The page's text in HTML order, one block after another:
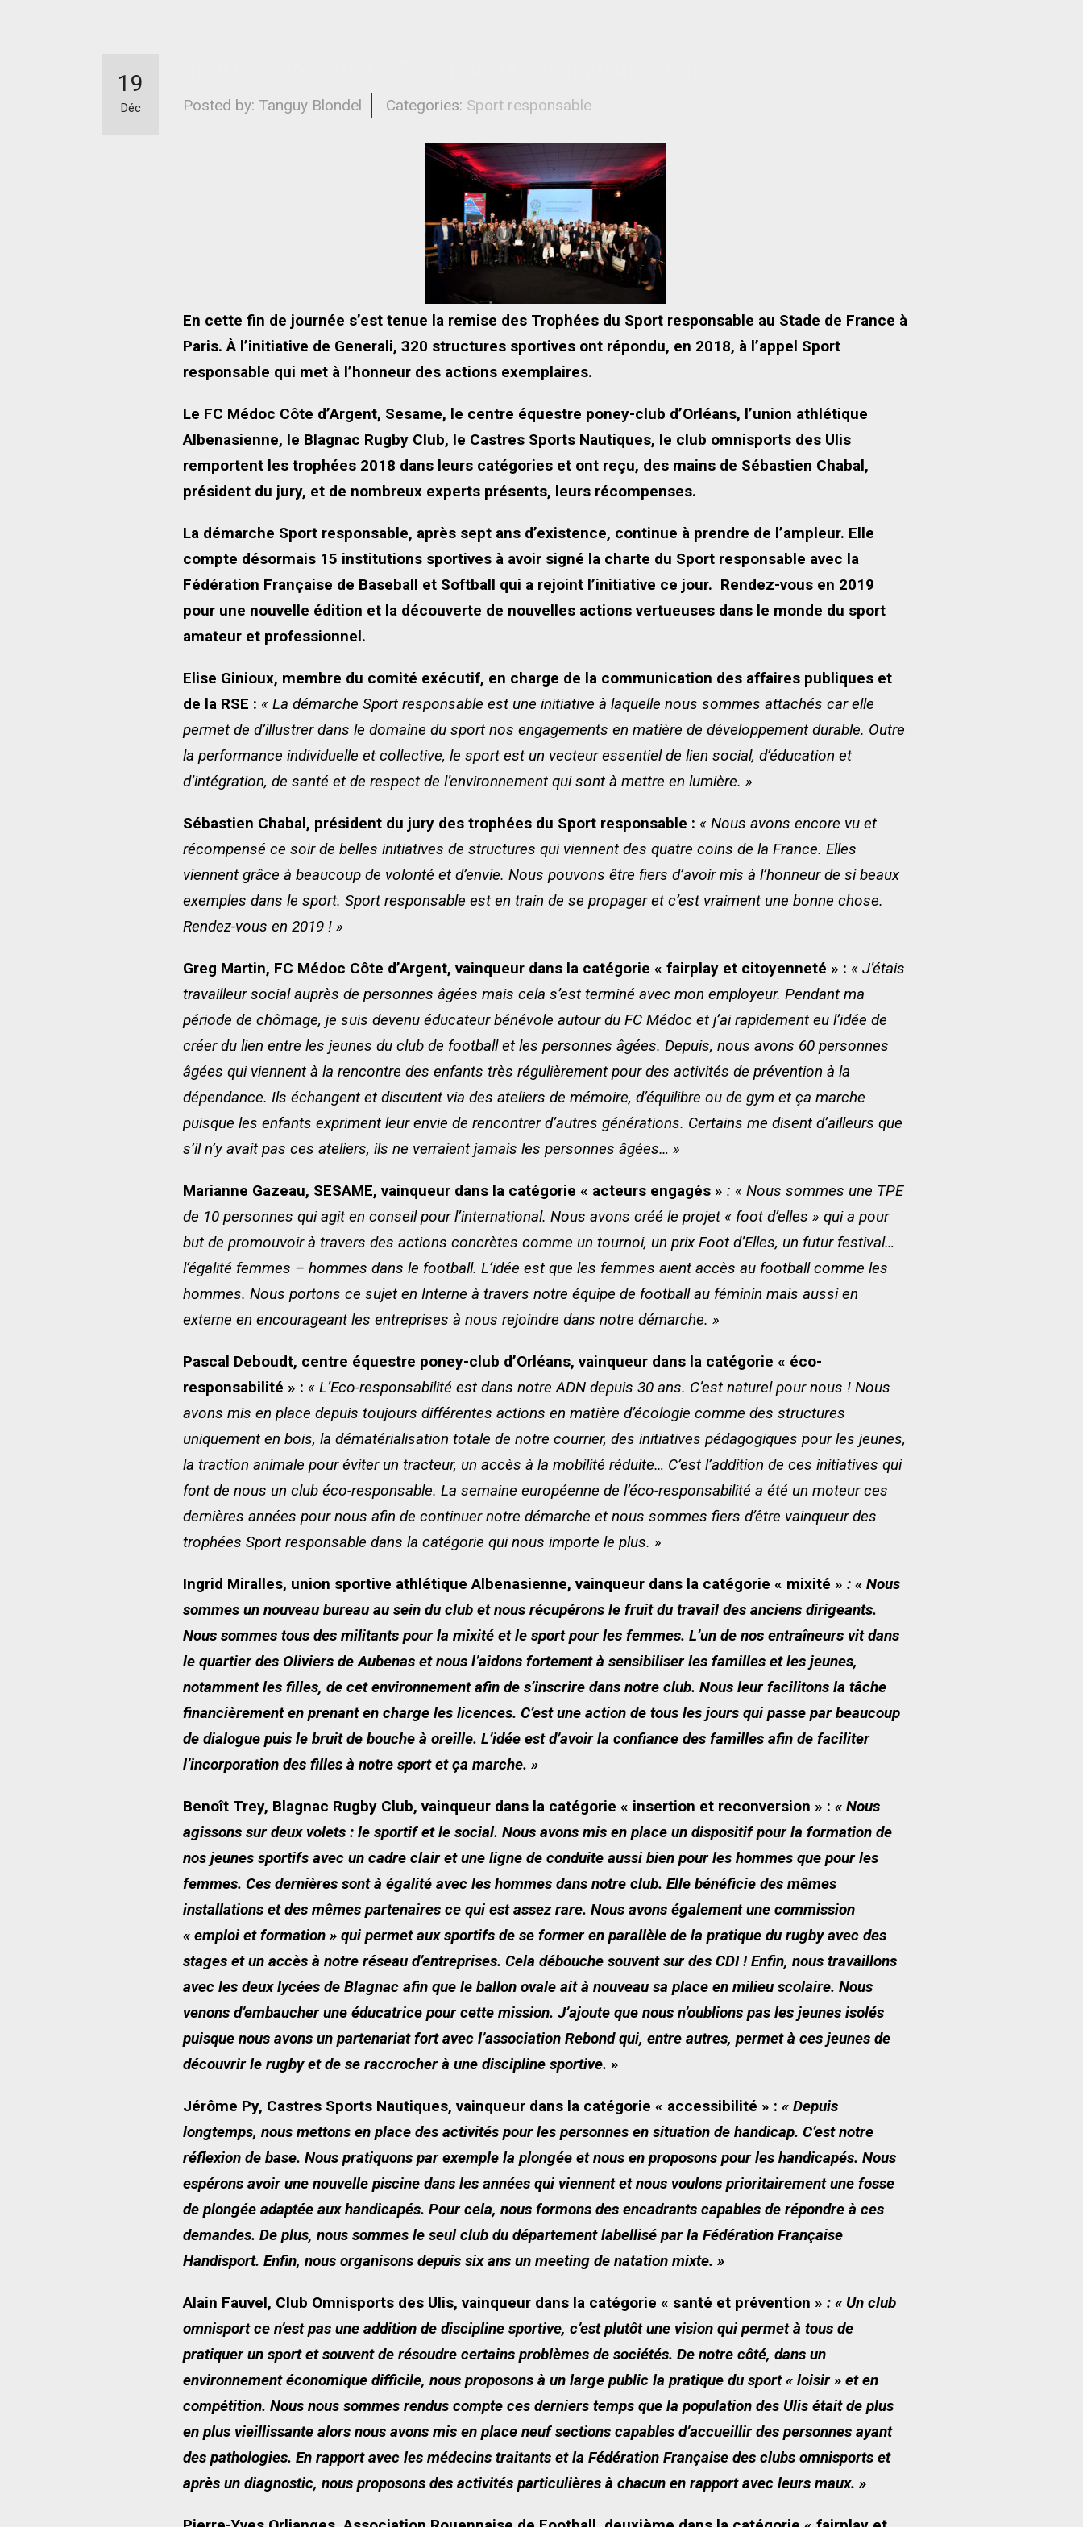
Posted by: Tanguy Blondel Categories: Sport responsable
19
Déc
En cette fin de journée s’est tenue la remise des Trophées du Sport responsable au Stade de France à
Paris. À l’initiative de Generali, 320 structures sportives ont répondu, en 2018, à l’appel Sport
responsable qui met à l’honneur des actions exemplaires.
Le FC Médoc Côte d’Argent, Sesame, le centre équestre poney-club d’Orléans, l’union athlétique
Albenasienne, le Blagnac Rugby Club, le Castres Sports Nautiques, le club omnisports des Ulis
remportent les trophées 2018 dans leurs catégories et ont reçu, des mains de Sébastien Chabal,
président du jury, et de nombreux experts présents, leurs récompenses.
La démarche Sport responsable, après sept ans d’existence, continue à prendre de l’ampleur. Elle
compte désormais 15 institutions sportives à avoir signé la charte du Sport responsable avec la
Fédération Française de Baseball et Softball qui a rejoint l’initiative ce jour. Rendez-vous en 2019
pour une nouvelle édition et la découverte de nouvelles actions vertueuses dans le monde du sport
amateur et professionnel.
Elise Ginioux, membre du comité exécutif, en charge de la communication des affaires publiques et
de la RSE : « La démarche Sport responsable est une initiative à laquelle nous sommes attachés car elle
permet de d’illustrer dans le domaine du sport nos engagements en matière de développement durable. Outre
la performance individuelle et collective, le sport est un vecteur essentiel de lien social, d’éducation et
d’intégration, de santé et de respect de l’environnement qui sont à mettre en lumière. »
Sébastien Chabal, président du jury des trophées du Sport responsable : « Nous avons encore vu et
récompensé ce soir de belles initiatives de structures qui viennent des quatre coins de la France. Elles
viennent grâce à beaucoup de volonté et d’envie. Nous pouvons être fiers d’avoir mis à l’honneur de si beaux
exemples dans le sport. Sport responsable est en train de se propager et c’est vraiment une bonne chose.
Rendez-vous en 2019 ! »
Greg Martin, FC Médoc Côte d’Argent, vainqueur dans la catégorie « fairplay et citoyenneté » : « J’étais
travailleur social auprès de personnes âgées mais cela s’est terminé avec mon employeur. Pendant ma
période de chômage, je suis devenu éducateur bénévole autour du FC Médoc et j’ai rapidement eu l’idée de
créer du lien entre les jeunes du club de football et les personnes âgées. Depuis, nous avons 60 personnes
âgées qui viennent à la rencontre des enfants très régulièrement pour des activités de prévention à la
dépendance. Ils échangent et discutent via des ateliers de mémoire, d’équilibre ou de gym et ça marche
puisque les enfants expriment leur envie de rencontrer d’autres générations. Certains me disent d’ailleurs que
s’il n’y avait pas ces ateliers, ils ne verraient jamais les personnes âgées… »
Marianne Gazeau, SESAME, vainqueur dans la catégorie « acteurs engagés » : « Nous sommes une TPE
de 10 personnes qui agit en conseil pour l’international. Nous avons créé le projet « foot d’elles » qui a pour
but de promouvoir à travers des actions concrètes comme un tournoi, un prix Foot d’Elles, un futur festival…
l’égalité femmes – hommes dans le football. L’idée est que les femmes aient accès au football comme les
hommes. Nous portons ce sujet en Interne à travers notre équipe de football au féminin mais aussi en
externe en encourageant les entreprises à nous rejoindre dans notre démarche. »
Pascal Deboudt, centre équestre poney-club d’Orléans, vainqueur dans la catégorie « éco-
responsabilité » : « L’Eco-responsabilité est dans notre ADN depuis 30 ans. C’est naturel pour nous ! Nous
avons mis en place depuis toujours différentes actions en matière d’écologie comme des structures
uniquement en bois, la dématérialisation totale de notre courrier, des initiatives pédagogiques pour les jeunes,
la traction animale pour éviter un tracteur, un accès à la mobilité réduite… C’est l’addition de ces initiatives qui
font de nous un club éco-responsable. La semaine européenne de l’éco-responsabilité a été un moteur ces
dernières années pour nous afin de continuer notre démarche et nous sommes fiers d’être vainqueur des
trophées Sport responsable dans la catégorie qui nous importe le plus. »
Ingrid Miralles, union sportive athlétique Albenasienne, vainqueur dans la catégorie « mixité » : « Nous
sommes un nouveau bureau au sein du club et nous récupérons le fruit du travail des anciens dirigeants.
Nous sommes tous des militants pour la mixité et le sport pour les femmes. L’un de nos entraîneurs vit dans
le quartier des Oliviers de Aubenas et nous l’aidons fortement à sensibiliser les familles et les jeunes,
notamment les filles, de cet environnement afin de s’inscrire dans notre club. Nous leur facilitons la tâche
financièrement en prenant en charge les licences. C’est une action de tous les jours qui passe par beaucoup
de dialogue puis le bruit de bouche à oreille. L’idée est d’avoir la confiance des familles afin de faciliter
l’incorporation des filles à notre sport et ça marche. »
Benoît Trey, Blagnac Rugby Club, vainqueur dans la catégorie « insertion et reconversion » : « Nous
agissons sur deux volets : le sportif et le social. Nous avons mis en place un dispositif pour la formation de
nos jeunes sportifs avec un cadre clair et une ligne de conduite aussi bien pour les hommes que pour les
femmes. Ces dernières sont à égalité avec les hommes dans notre club. Elle bénéficie des mêmes
installations et des mêmes partenaires ce qui est assez rare. Nous avons également une commission
« emploi et formation » qui permet aux sportifs de se former en parallèle de la pratique du rugby avec des
stages et un accès à notre réseau d’entreprises. Cela débouche souvent sur des CDI ! Enfin, nous travaillons
avec les deux lycées de Blagnac afin que le ballon ovale ait à nouveau sa place en milieu scolaire. Nous
venons d’embaucher une éducatrice pour cette mission. J’ajoute que nous n’oublions pas les jeunes isolés
puisque nous avons un partenariat fort avec l’association Rebond qui, entre autres, permet à ces jeunes de
découvrir le rugby et de se raccrocher à une discipline sportive. »
Jérôme Py, Castres Sports Nautiques, vainqueur dans la catégorie « accessibilité » : « Depuis
longtemps, nous mettons en place des activités pour les personnes en situation de handicap. C’est notre
réflexion de base. Nous pratiquons par exemple la plongée et nous en proposons pour les handicapés. Nous
espérons avoir une nouvelle piscine dans les années qui viennent et nous voulons prioritairement une fosse
de plongée adaptée aux handicapés. Pour cela, nous formons des encadrants capables de répondre à ces
demandes. De plus, nous sommes le seul club du département labellisé par la Fédération Française
Handisport. Enfin, nous organisons depuis six ans un meeting de natation mixte. »
Alain Fauvel, Club Omnisports des Ulis, vainqueur dans la catégorie « santé et prévention » : « Un club
omnisport ce n’est pas une addition de discipline sportive, c’est plutôt une vision qui permet à tous de
pratiquer un sport et souvent de résoudre certains problèmes de sociétés. De notre côté, dans un
environnement économique difficile, nous proposons à un large public la pratique du sport « loisir » et en
compétition. Nous nous sommes rendus compte ces derniers temps que la population des Ulis était de plus
en plus vieillissante alors nous avons mis en place neuf sections capables d’accueillir des personnes ayant
des pathologies. En rapport avec les médecins traitants et la Fédération Française des clubs omnisports et
après un diagnostic, nous proposons des activités particulières à chacun en rapport avec leurs maux. »